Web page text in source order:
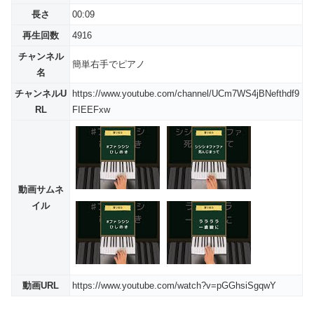
長さ
00:09
再生回数
4916
チャンネル
名
簡単右手でピアノ
チャンネルU
RL
https://www.youtube.com/channel/UCm7WS4jBNefthdf9
FIEEFxw
動画サムネ
イル
動画URL https://www.youtube.com/watch?v=pGGhsiSgqwY